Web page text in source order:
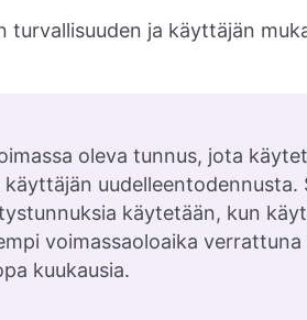
ja käyttäjän
oleva tunnus, jota
uudelleentodennusta.
käytetään, kun
voimassaoloaika
kuukausia.